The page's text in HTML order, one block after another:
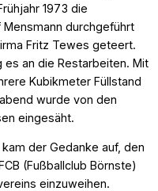
1973 die
durchgeführt
Fritz Tewes geteert.
es an die Restarbeiten. Mit
Kubikmeter Füllstand
wurde von den
eingesäht.
der Gedanke auf, den
(Fußballclub Börnste)
einzuweihen.